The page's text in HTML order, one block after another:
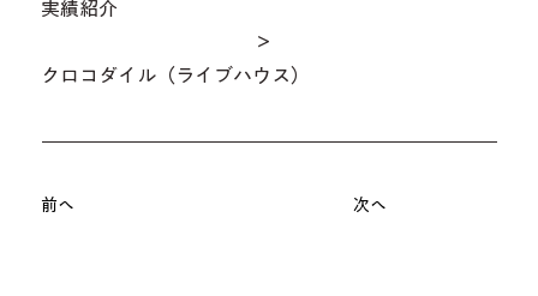
実績紹介
＞
クロコダイル（ライブハウス）
前へ 次へ